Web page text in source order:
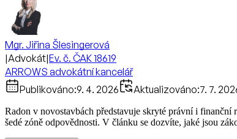
Mgr. Jiřina Šlesingerová
|Advokát|Ev. č. ČAK 18619
ARROWS advokátní kancelář
Publikováno:9. 4. 2026 Aktualizováno:7. 7.
Radon v novostavbách představuje skryté právní i
šedé zóně odpovědnosti. V článku se dozvíte, jaké jsou